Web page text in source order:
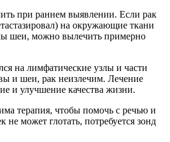
при раннем выявлении. Если рак
на окружающие ткани
шеи, можно вылечить примерно
на лимфатические узлы и части
и шеи, рак неизлечим. Лечение
и улучшение качества жизни.
терапия, чтобы помочь с речью и
не может глотать, потребуется зонд